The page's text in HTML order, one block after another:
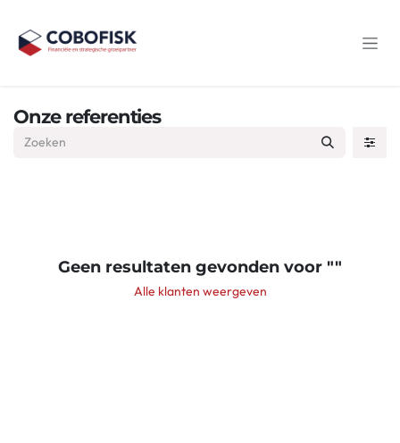
Onze referenties
Geen resultaten gevonden voor ""
Alle klanten weergeven